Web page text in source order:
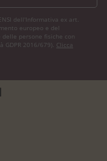
dell'Informativa ex art.
europeo e del
persone fisiche con
2016/679). Clicca